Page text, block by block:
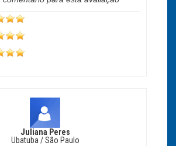
Juliana Peres
Ubatuba / São Paulo